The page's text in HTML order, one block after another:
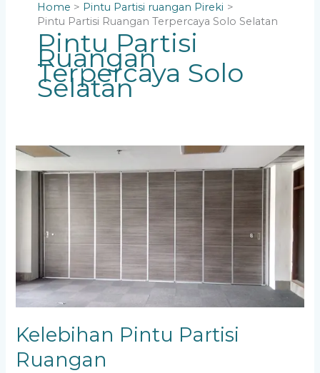
Home
Pintu Partisi ruangan Pireki
Pintu Partisi Ruangan Terpercaya Solo Selatan
Pintu Partisi
Ruangan
Terpercaya Solo
Selatan
Kelebihan Pintu Partisi
Ruangan
Kelebihan
Pintu
Partisi